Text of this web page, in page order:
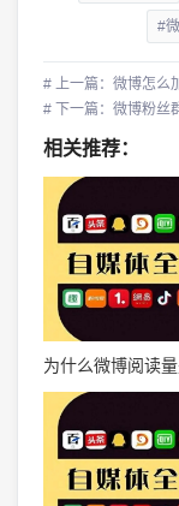
#
# 上一篇：微博怎么
# 下一篇：微博粉丝
相关推荐：